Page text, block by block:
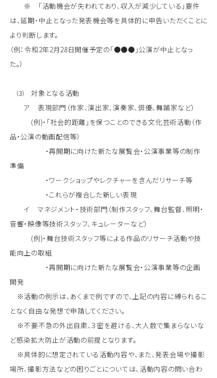
※ 「活動機会が失われており、収入が減少している」要件
は、延期・中止となった発表機会等を具体的に申告いただくことに
より判断します。
（例：令和2年2月28日開催予定の「●●●」公演が中止となっ
た。）
⑶ 対象となる活動
ア 表現部門（作家、演出家、演奏家、俳優、舞踊家など）
(例)・「社会的距離」を保つことのできる文化芸術活動（作
品・公演の動画配信等）
・再開期に向けた新たな展覧会・公演事業等の制作
準備
・ワークショップやレクチャーを含んだリサーチ等
・これらが複合した新しい表現
イ マネジメント・技術部門（制作スタッフ、舞台監督、照明・
音響・映像等技術スタッフ、キュレーターなど）
(例)・舞台技術スタッフ等による作品のリサーチ活動や技
能向上の取組
・再開期に向けた新たな展覧会・公演事業等の企画
開発
※活動の例示は、あくまで例ですので、上記の内容に縛られるこ
となく自由な発想で申請してください。
※不要不急の外出自粛、３密を避ける、大人数で集まらないな
ど感染拡大防止が活動の前提となります。
※具体的に想定されている活動内容や、また、発表会場や撮影
場所、撮影方法などの困りごとについては、活動内容の問い合わ